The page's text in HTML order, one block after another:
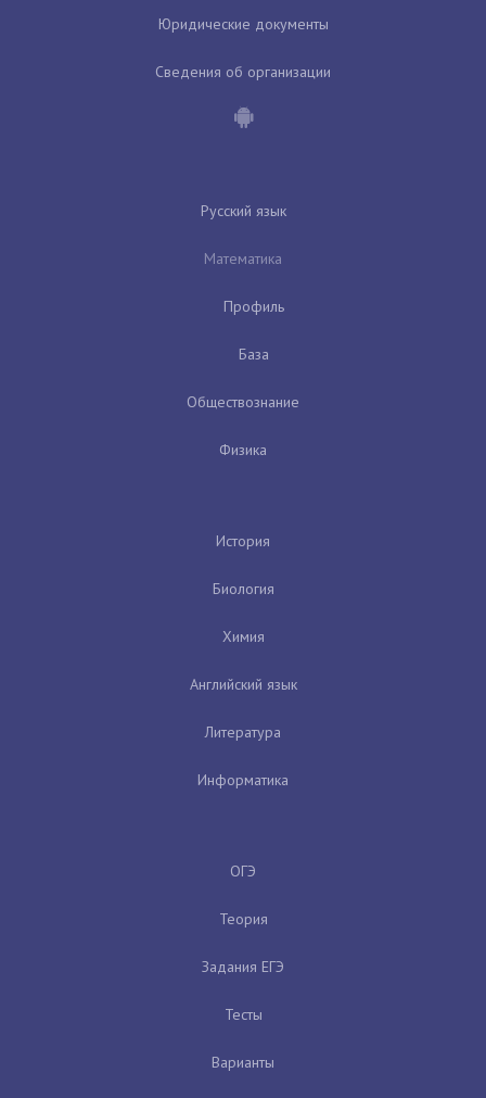
Юридические документы
Сведения об организации
Русский язык
Математика
Профиль
База
Обществознание
Физика
История
Биология
Химия
Английский язык
Литература
Информатика
ОГЭ
Теория
Задания ЕГЭ
Тесты
Варианты